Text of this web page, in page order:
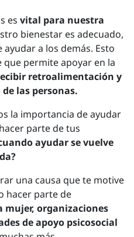
es vital para nuestra
bienestar es adecuado,
a los demás. Esto
permite apoyar en la
retroalimentación y
las personas.
la importancia de ayudar
parte de tus
ayudar se vuelve
una causa que te motive
hacer parte de
mujer, organizaciones
de apoyo psicosocial